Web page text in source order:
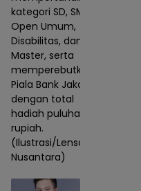
kategori SD, SMP,
Open Umum,
Disabilitas, dan
Master, serta
memperebutkan
Piala Bank Jakarta
dengan total
hadiah puluhan juta
rupiah.
(Ilustrasi/Lensa
Nusantara)